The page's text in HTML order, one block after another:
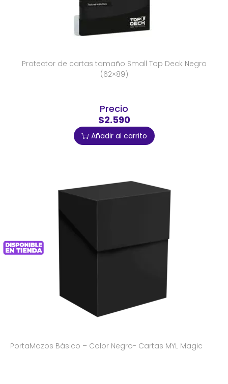
Protector de cartas tamaño Small Top Deck Negro
(62×89)
Precio
$2.590
Añadir al carrito
PortaMazos Básico – Color Negro- Cartas MYL Magic